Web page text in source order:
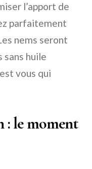
l’apport de
parfaitement
nems seront
huile
vous qui
: le moment